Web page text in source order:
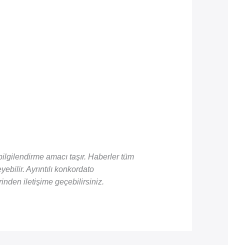
amacı taşır. Haberler tüm
Ayrıntılı konkordato
iletişime geçebilirsiniz.